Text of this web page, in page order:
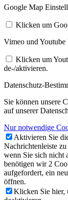
Google Map
Klicken um
Vimeo und
Klicken um
de-/aktivieren.
Datenschutz-
Sie können unsere
auf unserer
Nur notwendige
Aktivieren Sie
Nachrichtenleiste
wenn Sie sich nicht
benötigen wir 2
aufgefordert, ein
öffnen.
Klicken Sie hier,